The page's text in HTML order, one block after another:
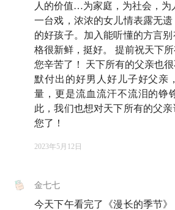
更更欢迎的是，如果你愿意，可以
对话，听她们讲讲家里的那些日常
借这期母亲节的特别节目，祝天下
快乐！
祝收听愉快，祝聊天愉快。
🗺️ 收听地图
引子
人的价值…为家庭，为社会，为
一台戏，浓浓的女儿情表露无
的好孩子。加入能听懂的方言
格很新鲜，挺好。 提前祝天下所
您辛苦了！ 天下所有的父亲也
默付出的好男人好儿子好父亲
量，更是流血流汗不流泪的铮
此，我们也想对天下所有的父
您了！
2023年5月12日
金七七
今天下午看完了《漫长的季节》